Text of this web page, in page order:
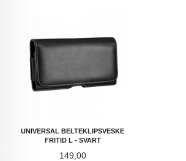
UNIVERSAL BELTEKLIPSVESKE
FRITID L - SVART
Pris
149,00